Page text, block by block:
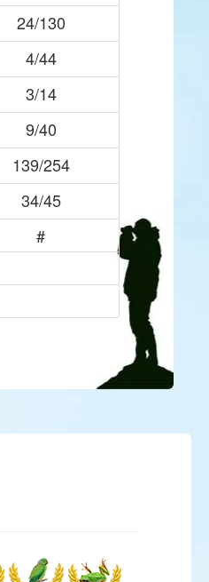
24/130
4/44
3/14
9/40
139/254
34/45
#